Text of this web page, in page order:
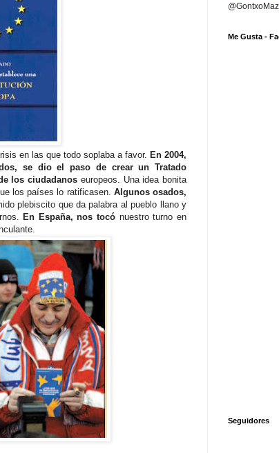
en las que todo soplaba a favor. En 2004,
se dio el paso de crear un Tratado
los ciudadanos europeos. Una idea bonita
los países lo ratificasen. Algunos osados,
plebiscito que da palabra al pueblo llano y
En España, nos tocó nuestro turno en
Me Gusta -
Seguidores